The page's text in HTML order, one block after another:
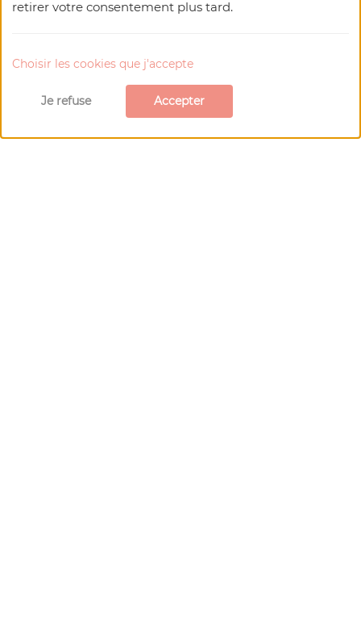
retirer votre consentement plus tard.
Choisir les cookies que j'accepte
Je refuse Accepter